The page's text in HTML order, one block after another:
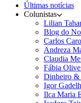
Últimas notícias
Colunistas
Lilian
Blog do
Carlos
Andreza
Claudia
Fábia
Dinheiro &
Igor
Ilca Maria